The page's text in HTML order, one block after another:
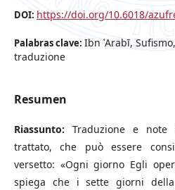
DOI: https://doi.org/10.6018/
Palabras clave: Ibn ʿArabī,
traduzione
Resumen
Riassunto: Traduzione e
trattato, che può essere
versetto: «Ogni giorno Egli
spiega che i sette giorni